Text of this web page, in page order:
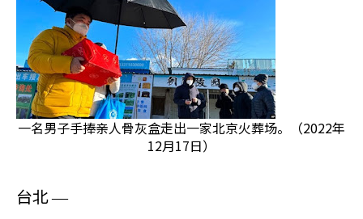
一名男子手捧亲人骨灰盒走出一家北京火葬场。（2022年
12月17日）
台北—